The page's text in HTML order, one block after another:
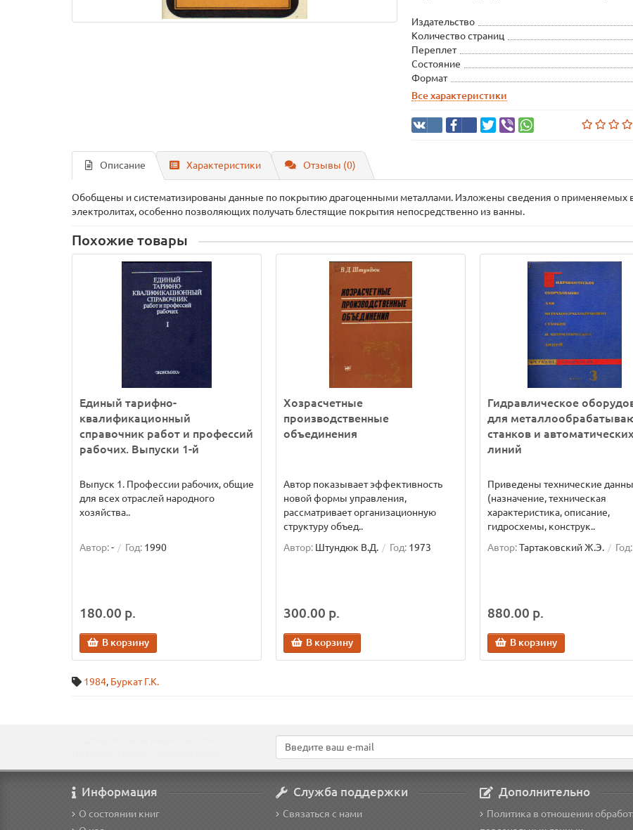
Издательство
Количество страниц
Переплет
Состояние
Формат
Все характеристики
Описание Характеристики Отзывы (0)
Обобщены и систематизированы данные по покрытию драгоценными металлами. Изложены сведения о применяемых
электролитах, особенно позволяющих получать блестящие покрытия непосредственно из ванны.
Похожие товары
Единый тарифно-
квалификационный
справочник работ и профессий
рабочих. Выпуски 1-й
Выпуск 1. Профессии рабочих, общие
для всех отраслей народного
хозяйства..
Автор:- Год: 1990
180.00 р.
В корзину
Хозрасчетные
производственные
объединения
Автор показывает эффективность
новой формы управления,
рассматривает организационную
структуру объед..
Автор: Штундюк В.Д. Год: 1973
300.00 р.
В корзину
Гидравлическое
для
станков и автоматических
линий
Приведены технические
(назначение, техническая
характеристика, описание,
гидросхемы, конструк..
Автор:Тартаковский Ж.Э. Год:
880.00 р.
В корзину
1984, Буркат Г.К.
Информация
О состоянии книг
Служба поддержки
Связаться с нами
Дополнительно
Политика в отношении